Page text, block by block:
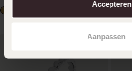
Accepteren
Aanpassen